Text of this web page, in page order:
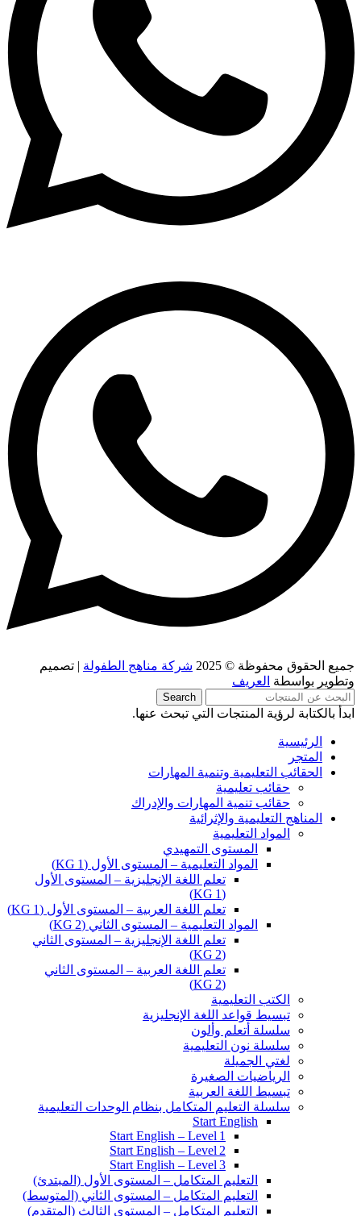
جميع الحقوق محفوظة © 2025 شركة مناهج الطفولة | تصميم
وتطوير بواسطة العريف
Search
ابدأ بالكتابة لرؤية المنتجات التي تبحث عنها.
الرئيسية
المتجر
الحقائب التعليمية وتنمية المهارات
حقائب تعليمية
حقائب تنمية المهارات والإدراك
المناهج التعليمية والإثرائية
المواد التعليمية
المستوى التمهيدي
المواد التعليمية – المستوى الأول (KG 1)
تعلم اللغة الإنجليزية – المستوى الأول
(KG 1)
تعلم اللغة العربية – المستوى الأول (KG 1)
المواد التعليمية – المستوى الثاني (KG 2)
تعلم اللغة الإنجليزية – المستوى الثاني
(KG 2)
تعلم اللغة العربية – المستوى الثاني
(KG 2)
الكتب التعليمية
تبسيط قواعد اللغة الإنجليزية
سلسلة أتعلم وألون
سلسلة نون التعليمية
لغتي الجميلة
الرياضيات الصغيرة
تبسيط اللغة العربية
سلسلة التعليم المتكامل بنظام الوحدات التعليمية
Start English
Start English – Level 1
Start English – Level 2
Start English – Level 3
التعليم المتكامل – المستوى الأول (المبتدئ)
التعليم المتكامل – المستوى الثاني (المتوسط)
التعليم المتكامل – المستوى الثالث (المتقدم)